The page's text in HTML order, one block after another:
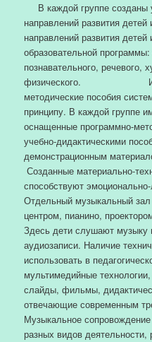
В каждой группе созданы
направлений развития
направлений развития
образовательной
познавательного, речевого,
физического.
методические пособия
принципу. В каждой группе
оснащенные программно-
учебно-дидактическими
Созданные материально-
способствуют
Отдельный музыкальный
центром, пианино,
Здесь дети слушают музыку
аудиозаписи. Наличие
использовать в
мультимедийные
слайды, фильмы,
отвечающие современным
Музыкальное
разных видов